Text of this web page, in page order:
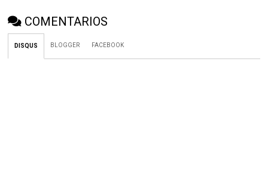
COMENTARIOS
DISQUS BLOGGER FACEBOOK